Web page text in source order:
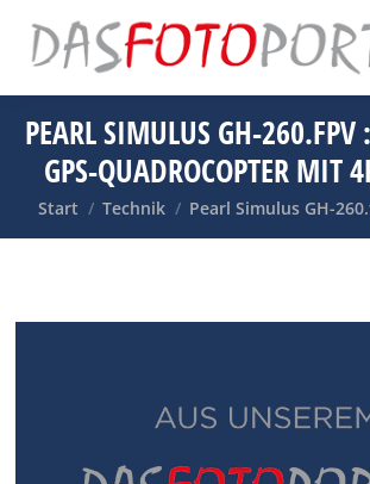
PEARL SIMULUS GH-260.FPV
GPS-QUADROCOPTER MIT
Sie befinden sich hier:
Start Technik Pearl Simulus GH-